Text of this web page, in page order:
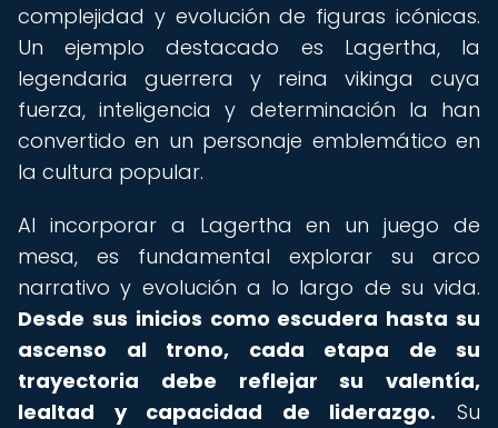
complejidad y evolución de figuras icónicas.
Un ejemplo destacado es Lagertha, la
legendaria guerrera y reina vikinga cuya
fuerza, inteligencia y determinación la han
convertido en un personaje emblemático en
la cultura popular.
Al incorporar a Lagertha en un juego de
mesa, es fundamental explorar su arco
narrativo y evolución a lo largo de su vida.
Desde sus inicios como escudera hasta su
ascenso al trono, cada etapa de su
trayectoria debe reflejar su valentía,
lealtad y capacidad de liderazgo. Su